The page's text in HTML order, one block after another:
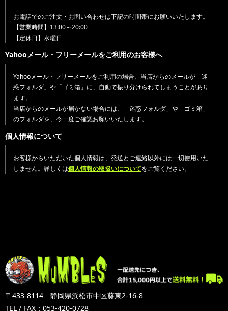
お電話でのご注文・お問い合わせは下記の時間帯にお願いいたします。
【営業時間】13:00～20:00
【定休日】水曜日
Yahooメール・フリーメールをご利用のお客様へ
Yahooメール・フリーメールをご利用の場合、当店からのメールが「迷
惑フォルダ」や「ゴミ箱」に、自動で振り分けられてしまうことがあり
ます。
当店からのメールが届かない場合には、「迷惑フォルダ」や「ゴミ箱」
のフォルダを、今一度ご確認お願いいたします。
個人情報について
お客様からいただいた個人情報は、発送とご連絡以外には一切使用いた
しません。詳しくは個人情報の取扱いについてをご覧ください。
〒433-8114 静岡県浜松市中区葵東2-16-8
TEL / FAX：053-420-0728